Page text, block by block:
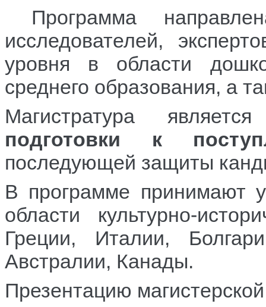
Программа
исследователей,
уровня в области
среднего образования, а
Магистратура
подготовки к
последующей защиты
В программе принимают
области культурно-
Греции, Италии,
Австралии, Канады.
Презентацию